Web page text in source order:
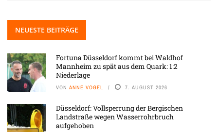
NEUESTE BEITRÄGE
Fortuna Düsseldorf kommt bei Waldhof
Mannheim zu spät aus dem Quark: 1:2
Niederlage
VON ANNE VOGEL 7. AUGUST 2026
Düsseldorf: Vollsperrung der Bergischen
Landstraße wegen Wasserrohrbruch
aufgehoben